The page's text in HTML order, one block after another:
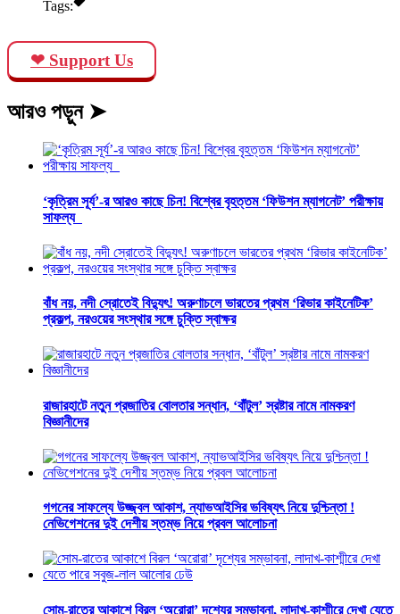
Tags:
❤ Support Us
আরও পড়ুন ➤
‘কৃত্রিম সূর্য’-র আরও কাছে চিন! বিশ্বের বৃহত্তম ‘ফিউশন ম্যাগনেট’ পরীক্ষায়
সাফল্য
বাঁধ নয়, নদী স্রোতেই বিদ্যুৎ! অরুণাচলে ভারতের প্রথম ‘রিভার কাইনেটিক’
প্রকল্প, নরওয়ের সংস্থার সঙ্গে চুক্তি স্বাক্ষর
রাজারহাটে নতুন প্রজাতির বোলতার সন্ধান, ‘বাঁটুল’ স্রষ্টার নামে নামকরণ
বিজ্ঞানীদের
গগনের সাফল্যে উজ্জ্বল আকাশ, ন্যাভআইসির ভবিষ্যৎ নিয়ে দুশ্চিন্তা !
নেভিগেশনের দুই দেশীয় স্তম্ভ নিয়ে প্রবল আলোচনা
সোম-রাতের আকাশে বিরল ‘অরোরা’ দৃশ্যের সম্ভাবনা, লাদাখ-কাশ্মীরে দেখা যেতে